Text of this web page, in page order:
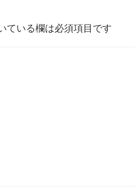
ている欄は必須項目です